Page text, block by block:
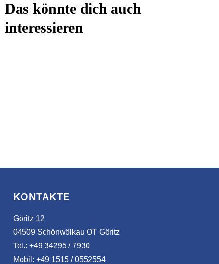
Das könnte dich auch
interessieren
KONTAKTE
Göritz 12
04509 Schönwölkau OT Göritz
Tel.: +49 34295 / 7930
Mobil: +49 1515 / 0552554